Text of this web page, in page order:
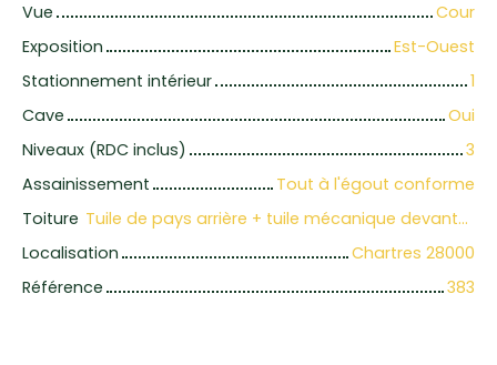
Vue
Cour
Exposition
Est-Ouest
Stationnement intérieur
1
Cave
Oui
Niveaux (RDC inclus)
3
Assainissement
Tout à l'égout conforme
Toiture
Tuile de pays arrière + tuile mécanique devanture
Localisation
Chartres 28000
Référence
383